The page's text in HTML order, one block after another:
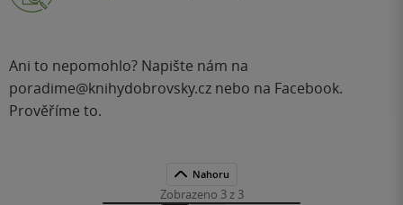
Ani to nepomohlo? Napište nám na
poradime@knihydobrovsky.cz nebo na Facebook.
Prověříme to.
Nahoru
Zobrazeno 3 z 3